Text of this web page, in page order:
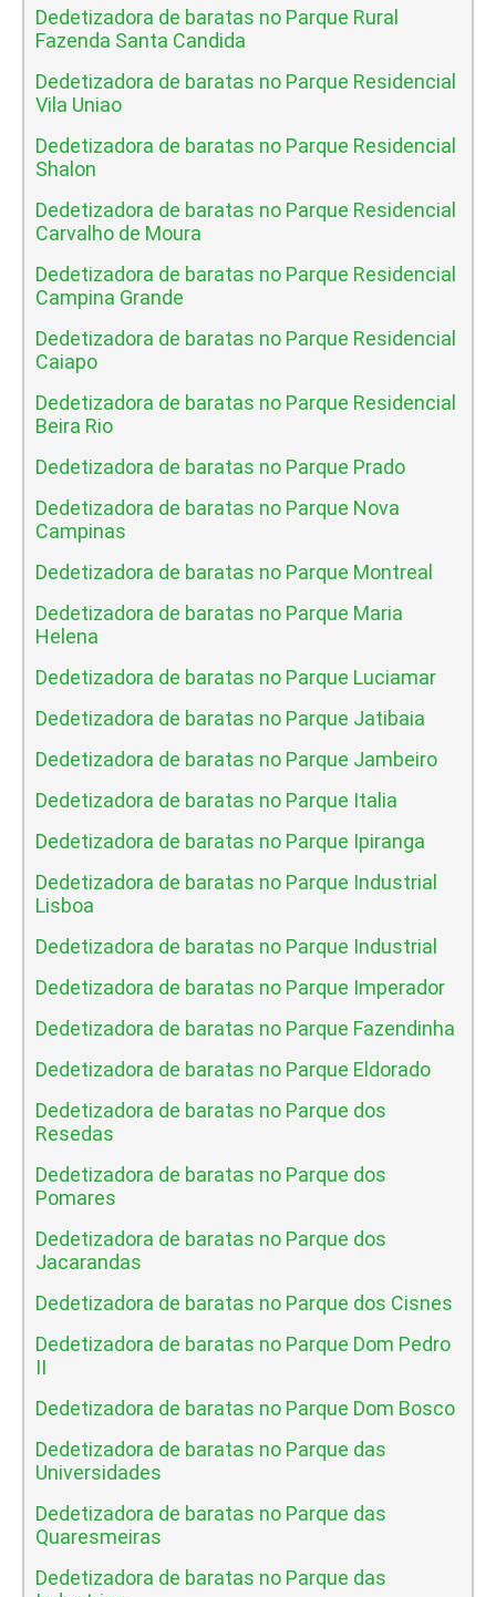
Dedetizadora de baratas no Parque Rural
Fazenda Santa Candida
Dedetizadora de baratas no Parque Residencial
Vila Uniao
Dedetizadora de baratas no Parque Residencial
Shalon
Dedetizadora de baratas no Parque Residencial
Carvalho de Moura
Dedetizadora de baratas no Parque Residencial
Campina Grande
Dedetizadora de baratas no Parque Residencial
Caiapo
Dedetizadora de baratas no Parque Residencial
Beira Rio
Dedetizadora de baratas no Parque Prado
Dedetizadora de baratas no Parque Nova
Campinas
Dedetizadora de baratas no Parque Montreal
Dedetizadora de baratas no Parque Maria
Helena
Dedetizadora de baratas no Parque Luciamar
Dedetizadora de baratas no Parque Jatibaia
Dedetizadora de baratas no Parque Jambeiro
Dedetizadora de baratas no Parque Italia
Dedetizadora de baratas no Parque Ipiranga
Dedetizadora de baratas no Parque Industrial
Lisboa
Dedetizadora de baratas no Parque Industrial
Dedetizadora de baratas no Parque Imperador
Dedetizadora de baratas no Parque Fazendinha
Dedetizadora de baratas no Parque Eldorado
Dedetizadora de baratas no Parque dos
Resedas
Dedetizadora de baratas no Parque dos
Pomares
Dedetizadora de baratas no Parque dos
Jacarandas
Dedetizadora de baratas no Parque dos Cisnes
Dedetizadora de baratas no Parque Dom Pedro
II
Dedetizadora de baratas no Parque Dom Bosco
Dedetizadora de baratas no Parque das
Universidades
Dedetizadora de baratas no Parque das
Quaresmeiras
Dedetizadora de baratas no Parque das